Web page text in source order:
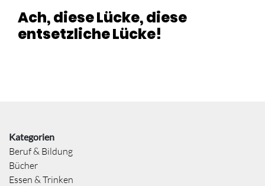
Ach, diese Lücke, diese
entsetzliche Lücke!
Kategorien
Beruf & Bildung
Bücher
Essen & Trinken